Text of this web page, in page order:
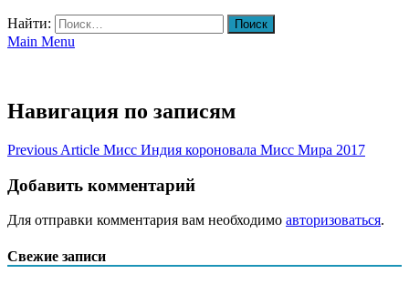
Найти:
Main Menu
Навигация по записям
Previous Article Мисс Индия короновала Мисс Мира 2017
Добавить комментарий
Для отправки комментария вам необходимо авторизоваться.
Свежие записи